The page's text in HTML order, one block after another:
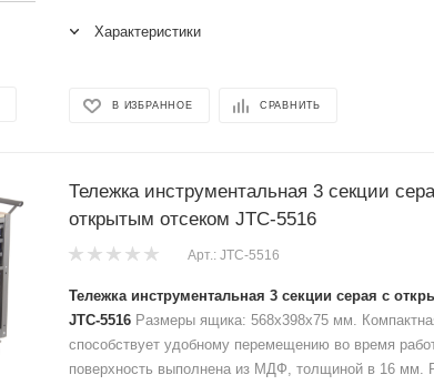
Характеристики
В ИЗБРАННОЕ СРАВНИТЬ
Тележка инструментальная 3 секции
открытым отсеком JTC-5516
Арт.: JTC-5516
Тележка инструментальная 3 секции серая с
JTC-5516 Размеры ящика: 568x398x75 мм.
способствует удобному перемещению во время
поверхность выполнена из МДФ, толщиной в 16 мм.